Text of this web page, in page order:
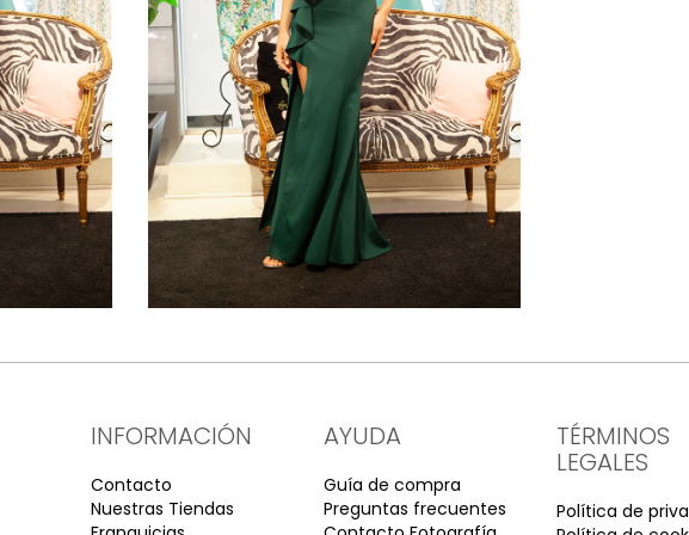
INFORMACIÓN
Contacto
Nuestras Tiendas
AYUDA
Guía de compra
Preguntas frecuentes
TÉRMINOS
LEGALES
Política de